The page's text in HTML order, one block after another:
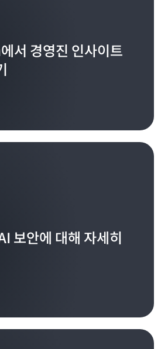
서 경영진 인사이트
보안에 대해 자세히